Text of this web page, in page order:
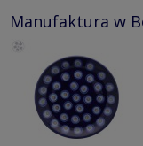
Manufaktura w